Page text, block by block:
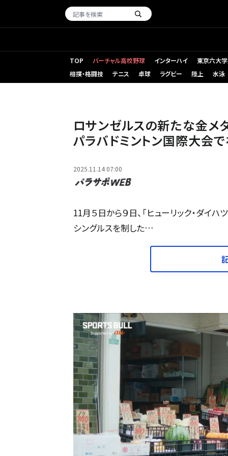
TOP バーチャル高校野球 インターハイ
東京六大
相撲・格闘技
テニス 卓球 ラグビー 陸上 水泳
ロサンゼルスの新たな金メ
パラバドミントン国際大会
2025.11.14 07:00
11月５日から９日、「ヒューリック・ダイ
シングルスを制した…